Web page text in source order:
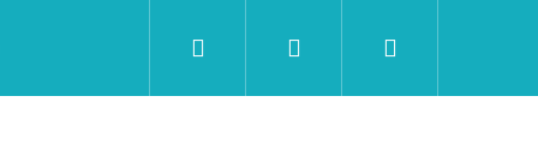
CERTIFIKÁTY A POUKAZY BAZAR
Přihlášení